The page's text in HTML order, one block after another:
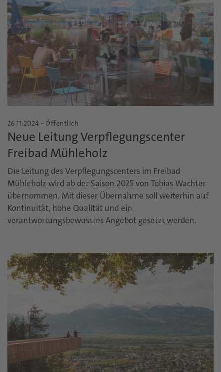
26.11.2024 - Öffentlich
Neue Leitung Verpflegungscenter
Freibad Mühleholz
Die Leitung des Verpflegungscenters im Freibad
Mühleholz wird ab der Saison 2025 von Tobias Wachter
übernommen. Mit dieser Übernahme soll weiterhin auf
Kontinuität, hohe Qualität und ein
verantwortungsbewusstes Angebot gesetzt werden.